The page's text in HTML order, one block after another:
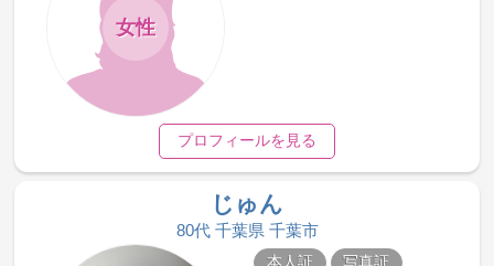
女性
プロフィールを見る
じゅん
80代 千葉県 千葉市
本人証
写真証